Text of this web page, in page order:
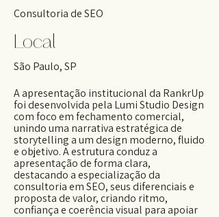
Consultoria de SEO
Local
São Paulo, SP
A apresentação institucional da RankrUp
foi desenvolvida pela Lumi Studio Design
com foco em fechamento comercial,
unindo uma narrativa estratégica de
storytelling a um design moderno, fluido
e objetivo. A estrutura conduz a
apresentação de forma clara,
destacando a especialização da
consultoria em SEO, seus diferenciais e
proposta de valor, criando ritmo,
confiança e coerência visual para apoiar